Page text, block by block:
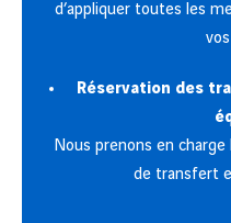
d’appliquer toutes les
Réservation des
Nous prenons en
de transfert